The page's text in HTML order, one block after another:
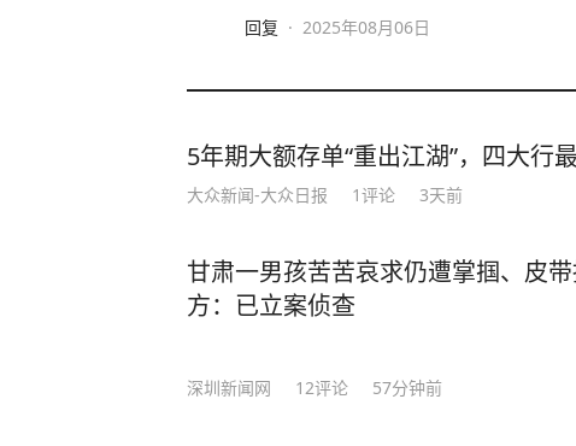
回复 · 2025年08月06日
5年期大额存单“重出江湖”，四大行
大众新闻-大众日报 1评论 3天前
甘肃一男孩苦苦哀求仍遭掌掴、皮
方：已立案侦查
深圳新闻网 12评论 57分钟前